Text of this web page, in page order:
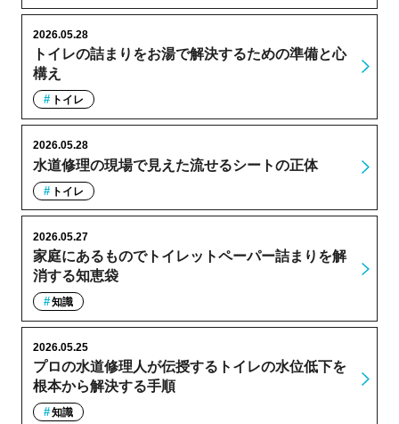
トイレの詰まりをお湯で解決するための準備と心
構え
2026.05.28
トイレ
水道修理の現場で見えた流せるシートの正体
2026.05.28
トイレ
家庭にあるものでトイレットペーパー詰まりを解
消する知恵袋
2026.05.27
知識
プロの水道修理人が伝授するトイレの水位低下を
根本から解決する手順
2026.05.25
知識